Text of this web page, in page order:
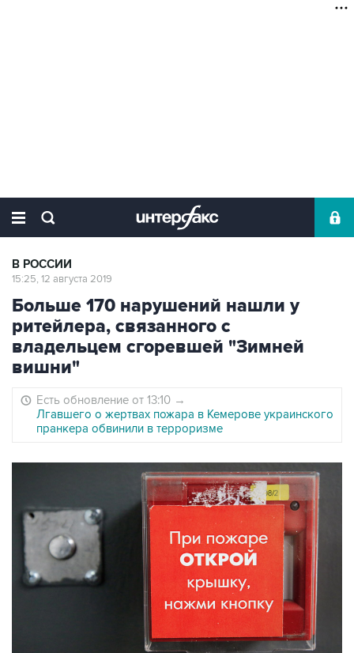
В РОССИИ
15:25, 12 августа 2019
Больше 170 нарушений нашли у
ритейлера, связанного с
владельцем сгоревшей "Зимней
вишни"
Есть обновление от 13:10 →
Лгавшего о жертвах пожара в Кемерове украинского
пранкера обвинили в терроризме